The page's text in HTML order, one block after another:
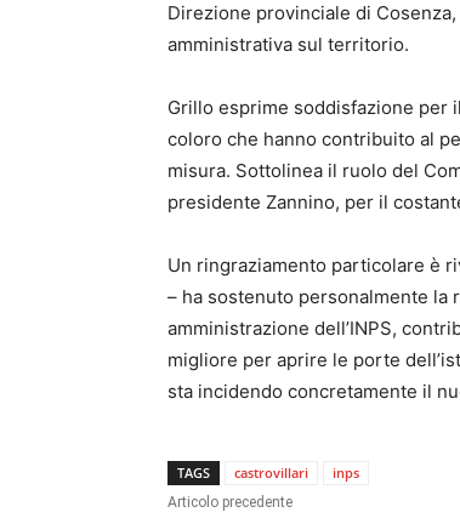
Direzione provinciale di
amministrativa sul territorio.
Grillo esprime soddisfazione per
coloro che hanno contribuito al
misura. Sottolinea il ruolo del
presidente Zannino, per il
Un ringraziamento particolare è
– ha sostenuto personalmente la
amministrazione dell’INPS,
migliore per aprire le porte
sta incidendo concretamente il
TAGS castrovillari inps
Articolo precedente